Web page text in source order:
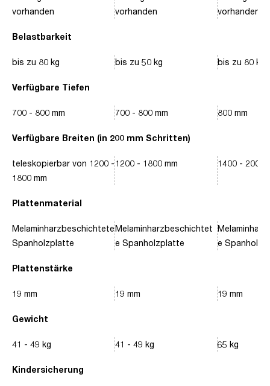
Belastbarkeit
Verfügbare Tiefen
Verfügbare Breiten (in 200 mm Schritten)
Plattenmaterial
Plattenstärke
Gewicht
Kindersicherung
vorhanden
bis zu 80 kg
700 - 800 mm
teleskopierbar von 1200 -
1800 mm
Melaminharzbeschichtete
Spanholzplatte
19 mm
41 - 49 kg
vorhanden
bis zu 50 kg
700 - 800 mm
1200 - 1800 mm
Melaminharzbeschichtet
e Spanholzplatte
19 mm
41 - 49 kg
vorhanden
bis zu 80 kg
800 mm
1400 - 2000
e
19 mm
65 kg